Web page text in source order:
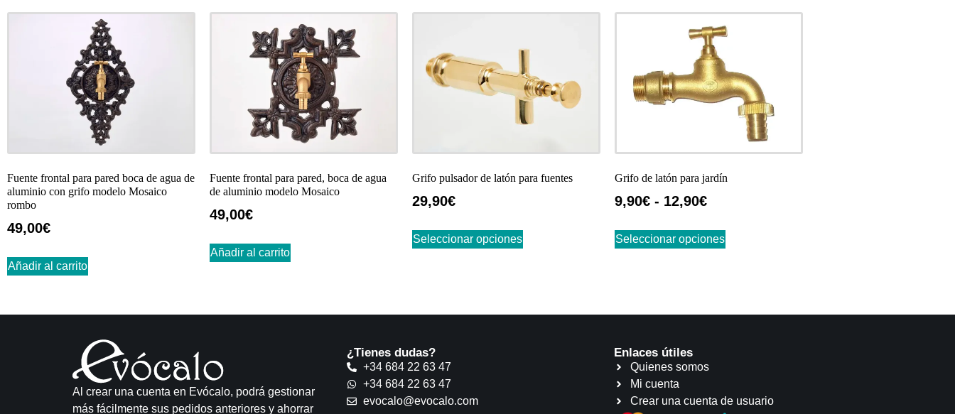
Fuente frontal para pared boca de agua de
aluminio con grifo modelo Mosaico
rombo
49,00€
Añadir al carrito
Fuente frontal para pared, boca de agua
de aluminio modelo Mosaico
49,00€
Añadir al carrito
Grifo pulsador de latón para fuentes
29,90€
Seleccionar opciones
Grifo de latón para jardín
9,90€ - 12,90€
Seleccionar opciones
Al crear una cuenta en Evócalo, podrá gestionar
más fácilmente sus pedidos anteriores y ahorrar
¿Tienes dudas?
+34 684 22 63 47
+34 684 22 63 47
evocalo@evocalo.com
Enlaces útiles
Quienes somos
Mi cuenta
Crear una cuenta de usuario